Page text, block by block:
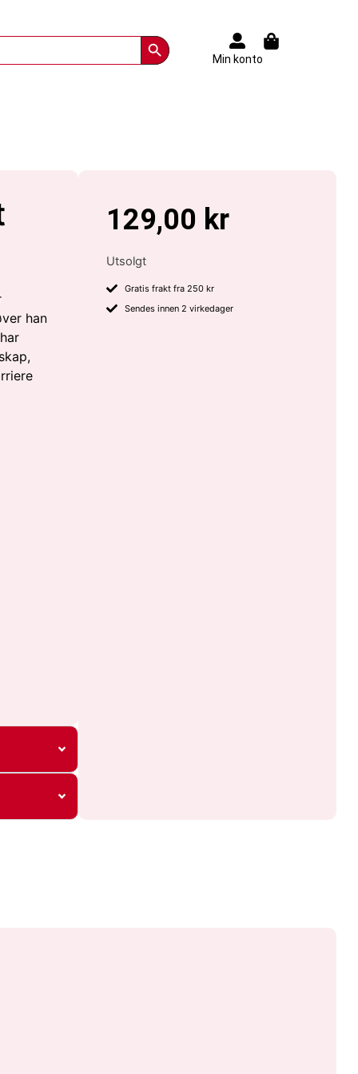
Search Button
Min konto
han
129,00 kr
Utsolgt
Gratis frakt fra 250 kr
Sendes innen 2 virkedager